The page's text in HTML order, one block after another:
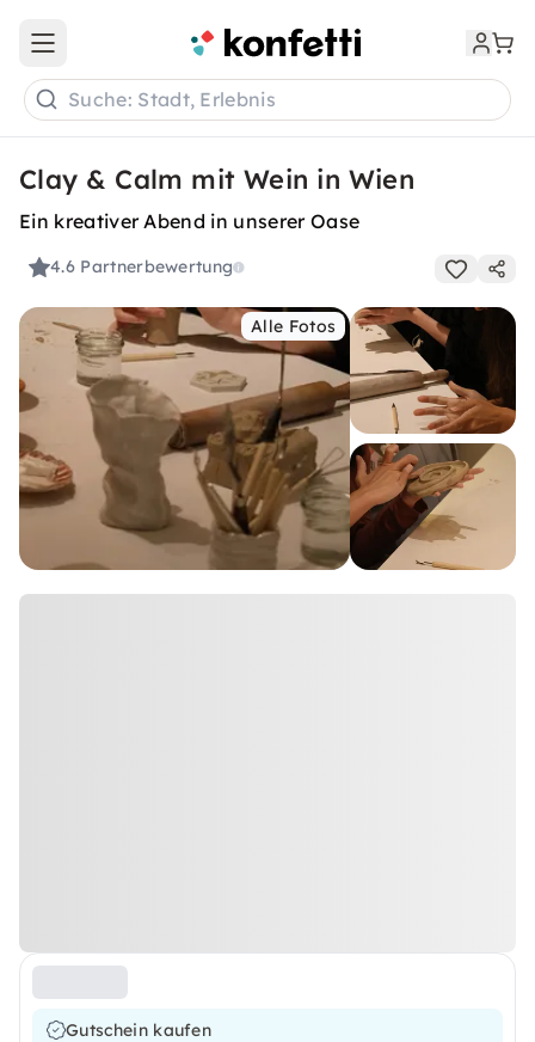
Open main menu
Suche: Stadt, Erlebnis
Clay & Calm mit Wein in Wien
Ein kreativer Abend in unserer Oase
4.6 Partnerbewertung
Alle Fotos
Gutschein kaufen